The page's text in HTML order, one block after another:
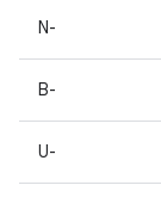
N-
B-
U-